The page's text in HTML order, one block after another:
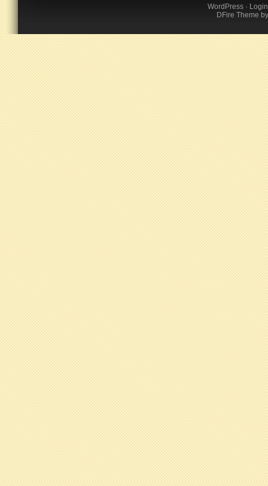
WordPress· Login
DFire Theme